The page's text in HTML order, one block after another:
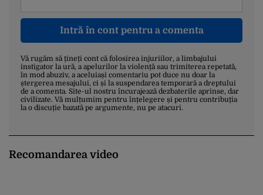
Intră în cont pentru a comenta
Vă rugăm să țineți cont că folosirea injuriilor, a limbajului
instigator la ură, a apelurilor la violență sau trimiterea repetată,
în mod abuziv, a aceluiași comentariu pot duce nu doar la
ștergerea mesajului, ci și la suspendarea temporară a dreptului
de a comenta. Site-ul nostru încurajează dezbaterile aprinse, dar
civilizate. Vă mulțumim pentru înțelegere și pentru contribuția
la o discuție bazată pe argumente, nu pe atacuri.
Recomandarea video